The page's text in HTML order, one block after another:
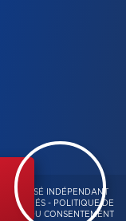
INDÉPENDANT
- POLITIQUE DE
DU CONSENTEMENT